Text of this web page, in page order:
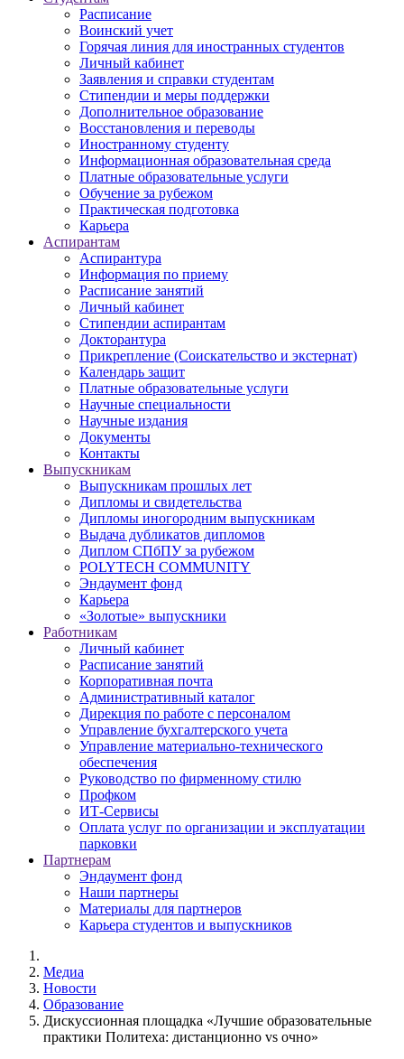
Расписание
Воинский учет
Горячая линия для иностранных студентов
Личный кабинет
Заявления и справки студентам
Стипендии и меры поддержки
Дополнительное образование
Восстановления и переводы
Иностранному студенту
Информационная образовательная среда
Платные образовательные услуги
Обучение за рубежом
Практическая подготовка
Карьера
Аспирантам
Аспирантура
Информация по приему
Расписание занятий
Личный кабинет
Стипендии аспирантам
Докторантура
Прикрепление (Соискательство и экстернат)
Календарь защит
Платные образовательные услуги
Научные специальности
Научные издания
Документы
Контакты
Выпускникам
Выпускникам прошлых лет
Дипломы и свидетельства
Дипломы иногородним выпускникам
Выдача дубликатов дипломов
Диплом СПбПУ за рубежом
POLYTECH COMMUNITY
Эндаумент фонд
Карьера
«Золотые» выпускники
Работникам
Личный кабинет
Расписание занятий
Корпоративная почта
Административный каталог
Дирекция по работе с персоналом
Управление бухгалтерского учета
Управление материально-технического
обеспечения
Руководство по фирменному стилю
Профком
ИТ-Сервисы
Оплата услуг по организации и эксплуатации
парковки
Партнерам
Эндаумент фонд
Наши партнеры
Материалы для партнеров
Карьера студентов и выпускников
Медиа
Новости
Образование
Дискуссионная площадка «Лучшие образовательные
практики Политеха: дистанционно vs очно»